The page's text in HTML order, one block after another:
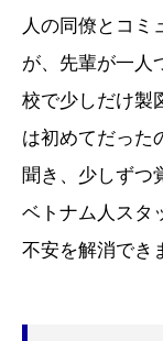
人の同僚とコミ
が、先輩が一人
校で少しだけ製
は初めてだった
聞き、少しずつ
ベトナム人スタ
不安を解消でき